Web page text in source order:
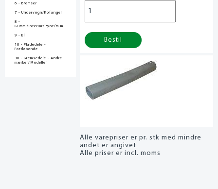
6 - Bremser
7 - Undervogn/Kofanger
8 -
Gummi/Interiør/Pynt/m.m.
9 - El
10 - Pladedele -
Fortløbende
30 - Bremsedele - Andre
mærker/Modeller
Bestil
Alle varepriser er pr. stk med mindre
andet er angivet
Alle priser er incl. moms